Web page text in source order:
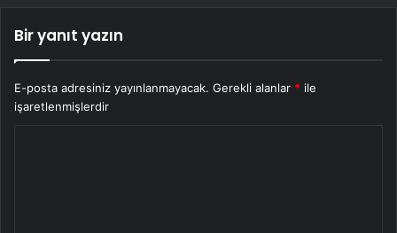
Bir yanıt yazın
E-posta adresiniz yayınlanmayacak. Gerekli alanlar * ile
işaretlenmişlerdir